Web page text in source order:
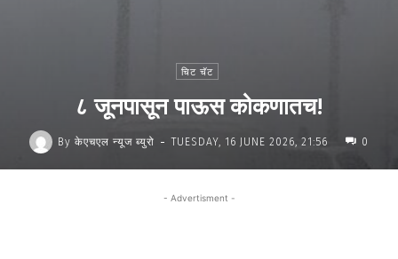
चिट चॅट
८ जूनपासून पाऊस कोकणातच!
By केएचएल न्यूज ब्युरो - TUESDAY, 16 JUNE 2026, 21:56 0
- Advertisment -